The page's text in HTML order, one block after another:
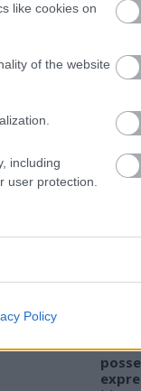
like cookies on
of the website
including
user protection.
Policy
AZ